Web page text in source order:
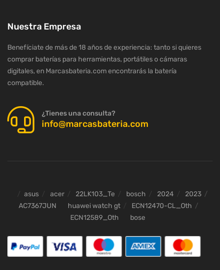
Nuestra Empresa
Benefíciate de más de 18 años de experiencia: tanto si quieres
comprar baterías para herramientas, portátiles o cámaras
digitales, en Marcasbateria.com encontrarás la batería
compatible.
¿Tienes una consulta?
info@marcasbateria.com
asus acer 22LK103_Te bosch 2024
2023
AC7367JUN
huawei watch gt
ECN12470-CL_Oth
ECN12589_Oth
bose